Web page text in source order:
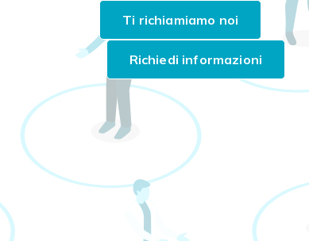
Ti richiamiamo noi
Richiedi informazioni